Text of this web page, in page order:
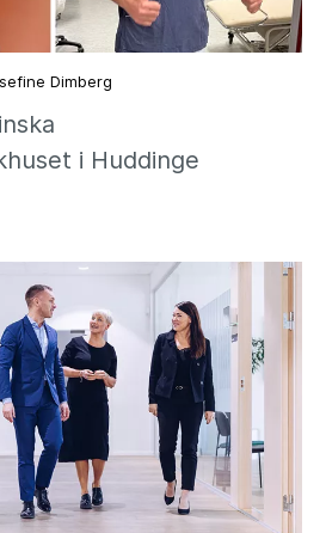
Dimberg
i Huddinge